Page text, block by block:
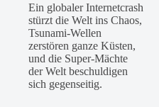
Ein globaler Internetcrash
stürzt die Welt ins Chaos,
Tsunami-Wellen
zerstören ganze Küsten,
und die Super-Mächte
der Welt beschuldigen
sich gegenseitig.